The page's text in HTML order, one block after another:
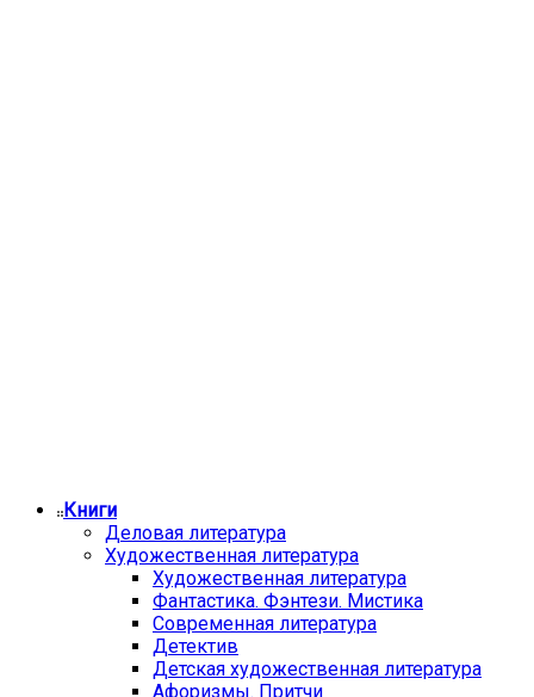
Книги
Деловая литература
Художественная литература
Художественная литература
Фантастика. Фэнтези. Мистика
Современная литература
Детектив
Детская художественная литература
Афоризмы. Притчи